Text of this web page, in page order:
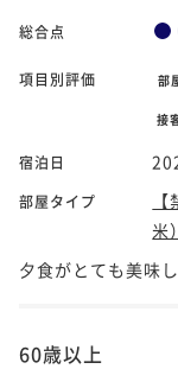
総合点
項目別評価 部
接
宿泊日
部屋タイプ
米）
夕食がとても美味
60歳以上